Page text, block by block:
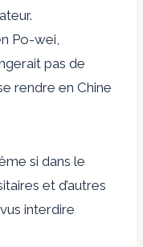
Po-wei,
pas de
rendre en Chine
si dans le
et d’autres
interdire